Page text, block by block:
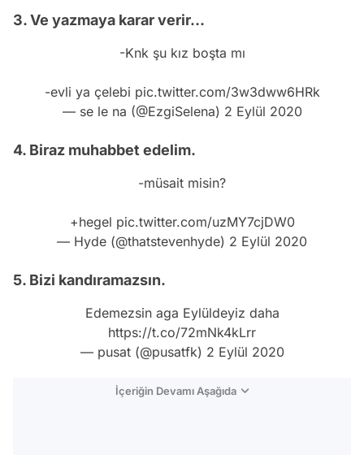
3. Ve yazmaya karar verir...
-Knk şu kız boşta mı
-evli ya çelebi pic.twitter.com/3w3dww6HRk
— se le na (@EzgiSelena) 2 Eylül 2020
4. Biraz muhabbet edelim.
-müsait misin?
+hegel pic.twitter.com/uzMY7cjDW0
— Hyde (@thatstevenhyde) 2 Eylül 2020
5. Bizi kandıramazsın.
Edemezsin aga Eylüldeyiz daha
https://t.co/72mNk4kLrr
— pusat (@pusatfk) 2 Eylül 2020
İçeriğin Devamı Aşağıda